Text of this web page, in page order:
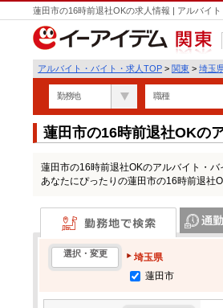
蓮田市の16時前退社OKの求人情報 | アルバイ
関東
アルバイト・バイト・求人TOP > 関東 > 埼玉
勤務地 職種
蓮田市の16時前退社OKの
蓮田市の16時前退社OKのアルバイト・
あなたにぴったりの蓮田市の16時前退社
勤務地で検索
選択・変更
埼玉県
蓮田市